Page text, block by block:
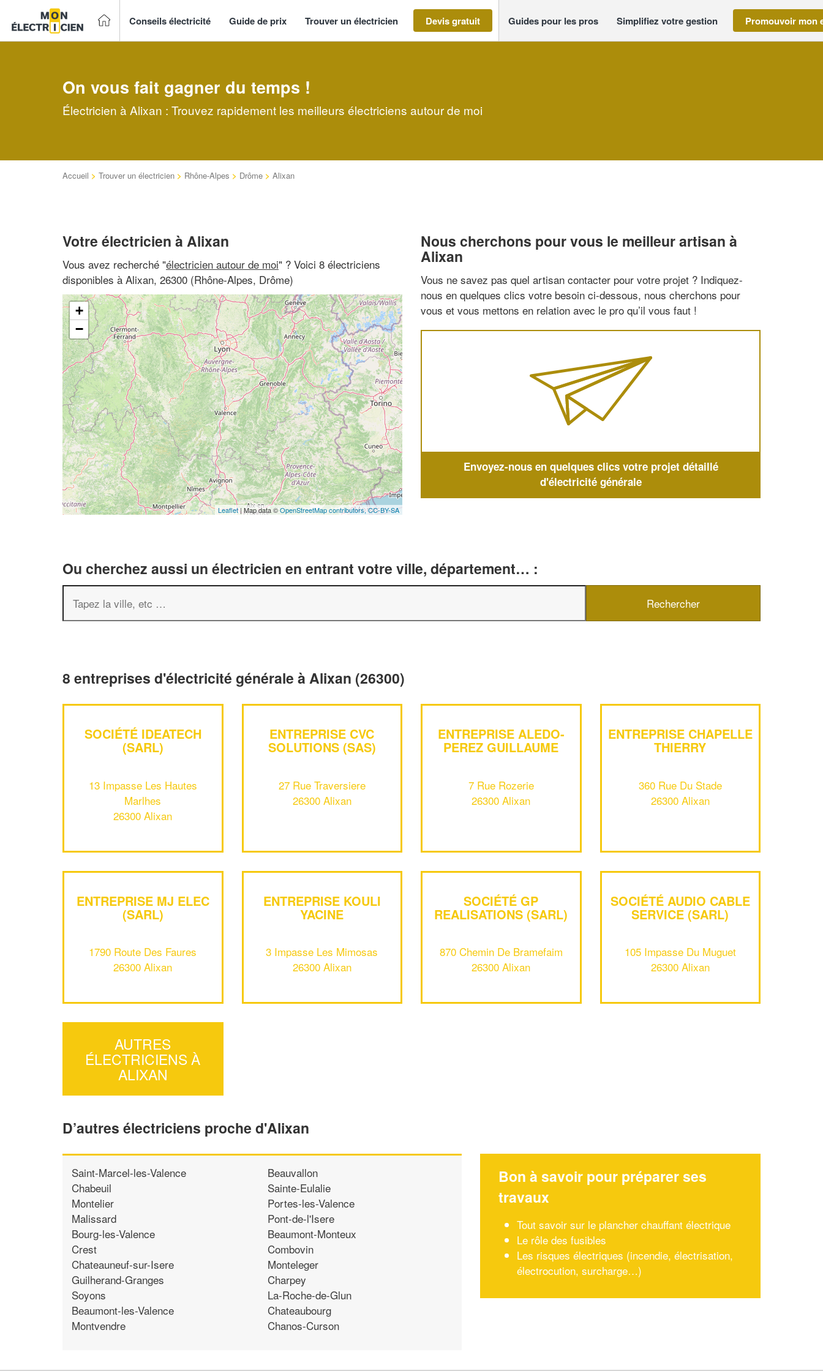
Conseils électricité Guide de prix Trouver un électricien Devis gratuit Guides pour les pros Simplifiez votre gestion Promouvoir mon
On vous fait gagner du temps !
Électricien à Alixan : Trouvez rapidement les meilleurs électriciens autour de moi
Accueil > Trouver un électricien > Rhône-Alpes > Drôme > Alixan
Votre électricien à Alixan
Vous avez recherché "électricien autour de moi" ? Voici 8 électriciens
disponibles à Alixan, 26300 (Rhône-Alpes, Drôme)
+
−
Leaflet| Map data ©OpenStreetMap contributors,CC-BY-SA
Nous cherchons pour vous le meilleur artisan à
Alixan
Vous ne savez pas quel artisan contacter pour votre projet ? Indiquez-
nous en quelques clics votre besoin ci-dessous, nous cherchons pour
vous et vous mettons en relation avec le pro qu’il vous faut !
Envoyez-nous en quelques clics votre projet détaillé
d'électricité générale
Ou cherchez aussi un électricien en entrant votre ville, département… :
8 entreprises d'électricité générale à Alixan (26300)
SOCIÉTÉ IDEATECH
(SARL)
13 Impasse Les Hautes
Marlhes
26300 Alixan
ENTREPRISE CVC
SOLUTIONS (SAS)
27 Rue Traversiere
26300 Alixan
ENTREPRISE ALEDO-
PEREZ GUILLAUME
7 Rue Rozerie
26300 Alixan
ENTREPRISE CHAPELLE
THIERRY
360 Rue Du Stade
26300 Alixan
ENTREPRISE MJ ELEC
(SARL)
1790 Route Des Faures
26300 Alixan
ENTREPRISE KOULI
YACINE
3 Impasse Les Mimosas
26300 Alixan
SOCIÉTÉ GP
REALISATIONS (SARL)
870 Chemin De Bramefaim
26300 Alixan
SOCIÉTÉ AUDIO CABLE
SERVICE (SARL)
105 Impasse Du Muguet
26300 Alixan
AUTRES
ÉLECTRICIENS À
ALIXAN
D’autres électriciens proche d'Alixan
Saint-Marcel-les-Valence
Chabeuil
Montelier
Malissard
Bourg-les-Valence
Crest
Chateauneuf-sur-Isere
Guilherand-Granges
Soyons
Beaumont-les-Valence
Montvendre
Beauvallon
Sainte-Eulalie
Portes-les-Valence
Pont-de-l'Isere
Beaumont-Monteux
Combovin
Monteleger
Charpey
La-Roche-de-Glun
Chateaubourg
Chanos-Curson
Bon à savoir pour préparer ses
travaux
Tout savoir sur le plancher chauffant électrique
Le rôle des fusibles
Les risques électriques (incendie, électrisation,
électrocution, surcharge…)
✕
Vous êtes un
professionnel ?
Augmentez votre
vosmargestout en gagnant de
En savoir plus